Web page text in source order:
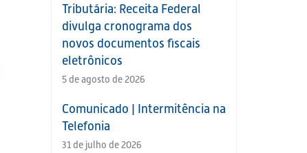
Tributária: Receita Federal
divulga cronograma dos
novos documentos fiscais
eletrônicos
5 de agosto de 2026
Comunicado | Intermitência na
Telefonia
31 de julho de 2026